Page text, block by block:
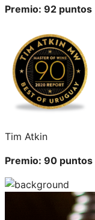
Premio: 92 puntos
Tim Atkin
Premio: 90 puntos